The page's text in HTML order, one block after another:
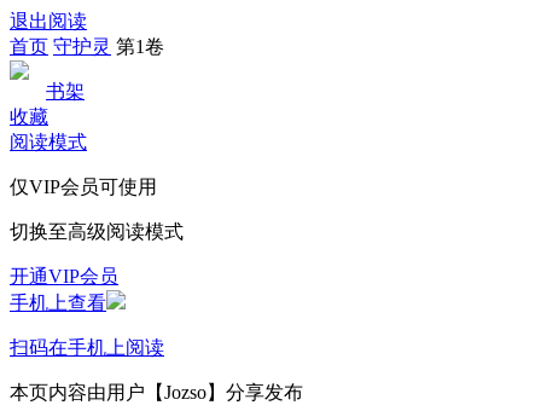
退出阅读
首页 守护灵 第1卷
书架
收藏
阅读模式
仅VIP会员可使用
切换至高级阅读模式
开通VIP会员
手机上查看
扫码在手机上阅读
本页内容由用户【Jozso】分享发布